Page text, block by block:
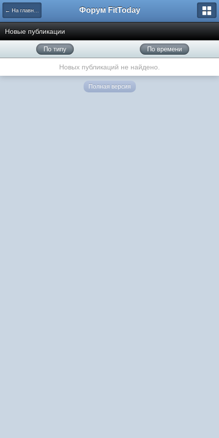
← На главную Форум FitToday
Новые публикации
По типу По времени
Новых публикаций не найдено.
Полная версия